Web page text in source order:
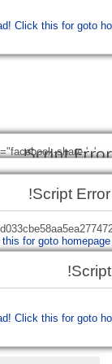
Click this for goto
Script Error!
goto homepage.
Script Error!
for goto homepage.
Script Error!
for goto homepage.
share-
btn"> Facebook
Click this for goto
class="twitter-share-